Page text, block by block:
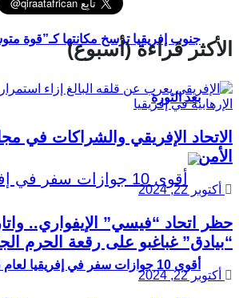
جنوب إفريقيا ترسخ مكانتها كـ”قوة
بعد الثورة
أقوى 10 جوازات سفر في إفريقيا لعام 2026
الأكثر قراءة (أسبوع)
الاتحاد الإفريقي والشراكات في
الأمن
أكتوبر 22, 2024
حظر اتحاد “فيسي” الإيفواري..
“بيادق” غباغبو على رقعة الحرم
أكتوبر 22, 2024